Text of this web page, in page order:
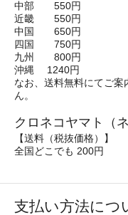
中部 550円
近畿 550円
中国 650円
四国 750円
九州 800円
沖縄 1240円
なお、送料無料にてご
ん。
クロネコヤマト（
【送料（税抜価格）】
全国どこでも 200円
支払い方法につ